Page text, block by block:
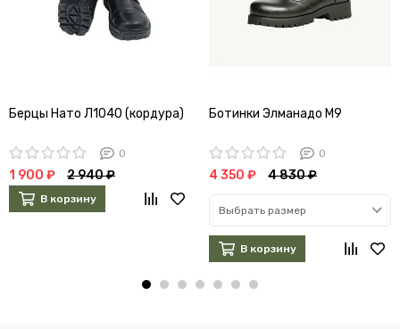
Берцы Нато Л1040 (кордура)
0
1 900 ₽ 2 940 ₽
В корзину
Ботинки Элманадо М9
0
4 350 ₽ 4 830 ₽
Выбрать размер
В корзину